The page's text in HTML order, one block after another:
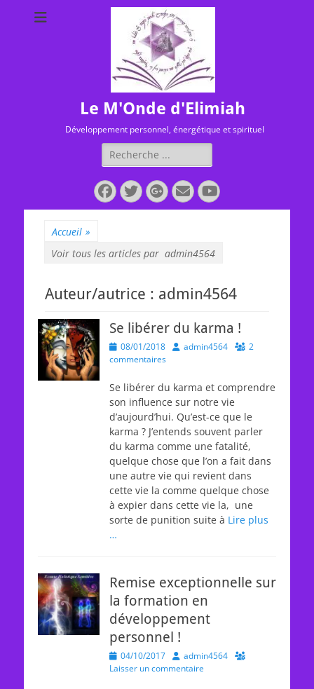
Le M'Onde d'Elimiah
Développement personnel, énergétique et spirituel
Rechercher :
Facebook
Twitter
Googleplus
E-
mail
YouTube
Accueil »
Voir tous les articles par admin4564
Auteur/autrice : admin4564
Se libérer du karma !
Posted
on
08/01/2018 Author
admin4564
2
commentaires
Se libérer du karma et comprendre
son influence sur notre vie
d’aujourd’hui. Qu’est-ce que le
karma ? J’entends souvent parler
du karma comme une fatalité,
quelque chose que l’on a fait dans
une autre vie qui revient dans
cette vie la comme quelque chose
à expier dans cette vie la, une
sorte de punition suite à Lire plus
…
Remise exceptionnelle sur
la formation en
développement
personnel !
Posted
on
04/10/2017 Author
admin4564
Laisser un commentaire